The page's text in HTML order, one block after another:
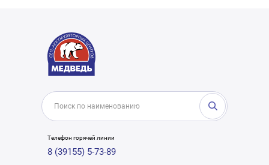
Телефон горячей линии
8 (39155) 5-73-89